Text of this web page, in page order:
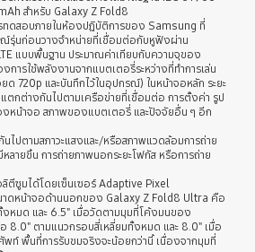
สำหรับ Galaxy Z Fold8
ดสอบภายในห้องปฏิบัติการของ Samsung ที่
รุ่นก่อนวางจำหน่ายที่เชื่อมต่อกับหูฟังผ่าน
แบบพื้นฐาน ประมาณค่าเทียบกับความจุของ
การใช้พลังงานจากแบตเตอรี่ระหว่างที่ทำการเล่น
ด 720p และบันทึกไว้ในอุปกรณ์) ในหน้าจอหลัก ระยะ
แตกต่างกันไปตามเครือข่ายที่เชื่อมต่อ การตั้งค่า รูป
หน้าจอ สภาพของแบตเตอรี่ และปัจจัยอื่น ๆ อีก
ไปตามสภาวะแสงและ/หรือสภาพแวดล้อมการถ่าย
ลายชิ้น การถ่ายภาพนอกระยะโฟกัส หรือการถ่าย
ตีซูมได้โดยเซ็นเซอร์ Adaptive Pixel
าดหน้าจอด้านนอกของ Galaxy Z Fold8 Ultra คือ
หมด และ 6.5" เมื่อวัดตามมุมที่โค้งมนของ
8.0" ตามแนวกรอบสี่เหลี่ยมทั้งหมด และ 8.0" เมื่อ
ท์ พื้นที่การรับชมจริงจะน้อยกว่านี้ เนื่องจากมุมที่